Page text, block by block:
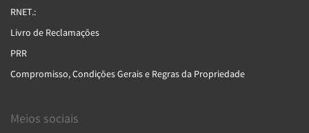
RNET.:
Livro de Reclamações
PRR
Compromisso, Condições Gerais e Regras da Propriedade
Meios sociais